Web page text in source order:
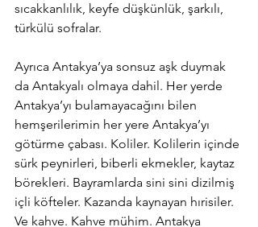
sıcakkanlılık, keyfe düşkünlük, şarkılı,
türkülü sofralar.
Ayrıca Antakya’ya sonsuz aşk duymak
da Antakyalı olmaya dahil. Her yerde
Antakya’yı bulamayacağını bilen
hemşerilerimin her yere Antakya’yı
götürme çabası. Koliler. Kolilerin içinde
sürk peynirleri, biberli ekmekler, kaytaz
börekleri. Bayramlarda sini sini dizilmiş
içli köfteler. Kazanda kaynayan hırisiler.
Ve kahve. Kahve mühim. Antakya